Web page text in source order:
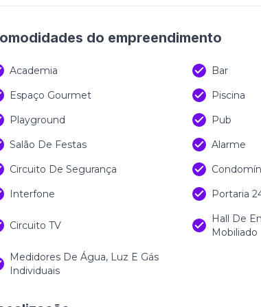
do empreendimento
Academia Bar
Espaço Gourmet
Piscina
Playground
Pub
Salão De Festas
Alarme
Circuito De Segurança
Interfone
Portaria
Circuito TV
Hall De
Mobiliado
Medidores De Água, Luz E Gás
Individuais